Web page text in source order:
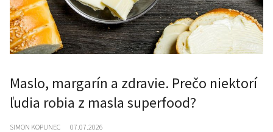
Maslo, margarín a zdravie. Prečo niektorí
ľudia robia z masla superfood?
SIMON KOPUNEC 07.07.2026